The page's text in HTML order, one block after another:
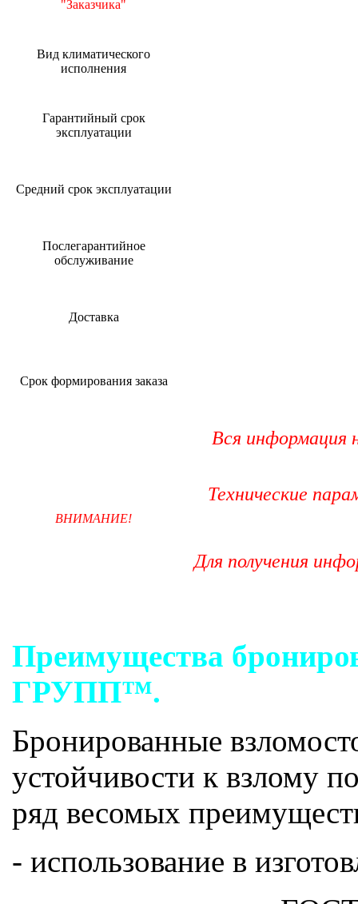
"Заказчика"
Вид климатического
исполнения
Гарантийный срок
эксплуатации
Средний срок эксплуатации
Послегарантийное
обслуживание
Доставка
Срок формирования заказа
ВНИМАНИЕ!
Вся информация
Технические
Для получения
Преимущества
ГРУПП™.
Бронированные
устойчивости к взлому
ряд весомых
- использование в